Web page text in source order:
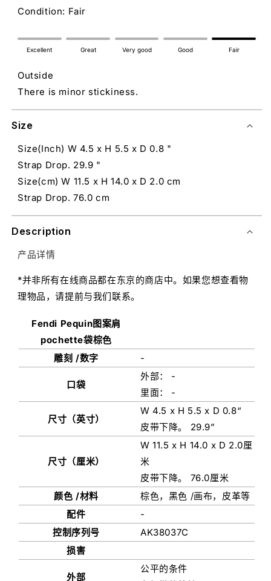
Condition: Fair
Excellent Great Very good Good Fair
Outside
There is minor stickiness.
Size
Size(Inch) W 4.5 x H 5.5 x D 0.8 "
Strap Drop. 29.9 "
Size(cm) W 11.5 x H 14.0 x D 2.0 cm
Strap Drop. 76.0 cm
Description
产品详情
*并非所有在线商品都在东京的商店中。如果您想查看物
理物品，请提前与我们联系。
Fendi Pequin图案肩
pochette袋棕色
雕刻 /数字
-
口袋
外部： -
里面： -
尺寸（英寸）
W 4.5 x H 5.5 x D 0.8“
皮带下降。 29.9”
尺寸（厘米）
W 11.5 x H 14.0 x D 2.0厘
米
皮带下降。 76.0厘米
颜色 /材料
棕色，黑色 /画布，皮革等
配件
-
控制序列号
AK38037C
损害
外部
公平的条件